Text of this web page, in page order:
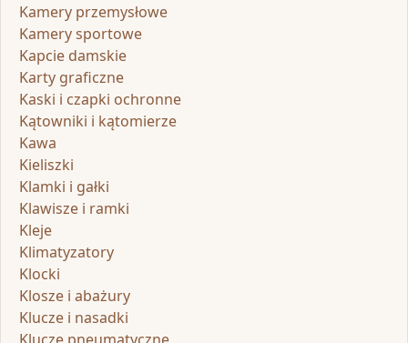
Kamery przemysłowe
Kamery sportowe
Kapcie damskie
Karty graficzne
Kaski i czapki ochronne
Kątowniki i kątomierze
Kawa
Kieliszki
Klamki i gałki
Klawisze i ramki
Kleje
Klimatyzatory
Klocki
Klosze i abażury
Klucze i nasadki